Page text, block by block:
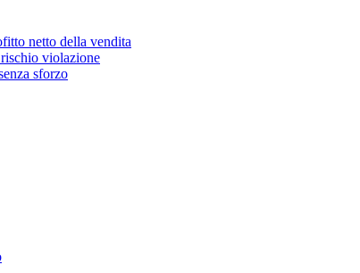
netto della vendita
violazione
sforzo